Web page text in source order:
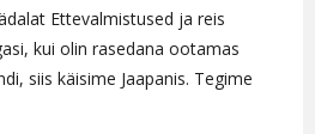
Ettevalmistused ja reis
kui olin rasedana ootamas
siis käisime Jaapanis. Tegime